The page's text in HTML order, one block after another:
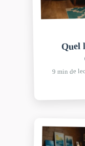
Quel
9 min de